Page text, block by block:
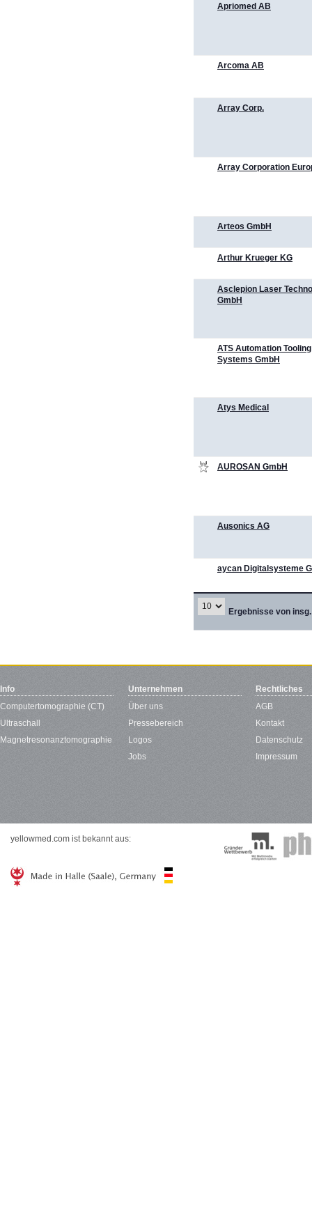
Ergebnisse von
Apriomed AB
Arcoma AB
Array Corp.
Array Corporation
Arteos GmbH
Arthur Krueger KG
Asclepion Laser
GmbH
ATS Automation Tooling
Systems GmbH
Atys Medical
AUROSAN GmbH
Ausonics AG
aycan Digitalsysteme
Info
Computertomographie (CT)
Ultraschall
Magnetresonanztomographie
Unternehmen
Über uns
Pressebereich
Logos
Jobs
Rechtliches
AGB
Kontakt
Datenschutz
Impressum
yellowmed.com ist bekannt aus: